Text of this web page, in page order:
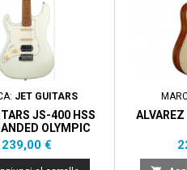
JET GUITARS
JS-400 HSS
OLYMPIC
WHITE
Prezzo
239,00 €